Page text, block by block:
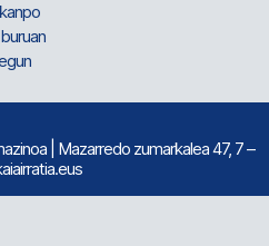
| Mazarredo zumarkalea 47, 7 –